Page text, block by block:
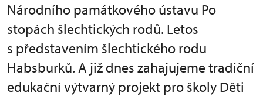
Národního památkového ústavu Po
stopách šlechtických rodů. Letos
s představením šlechtického rodu
Habsburků. A již dnes zahajujeme tradiční
edukační výtvarný projekt pro školy Děti